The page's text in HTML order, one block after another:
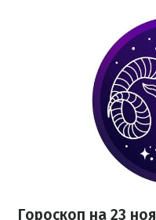
Гороскоп на 23